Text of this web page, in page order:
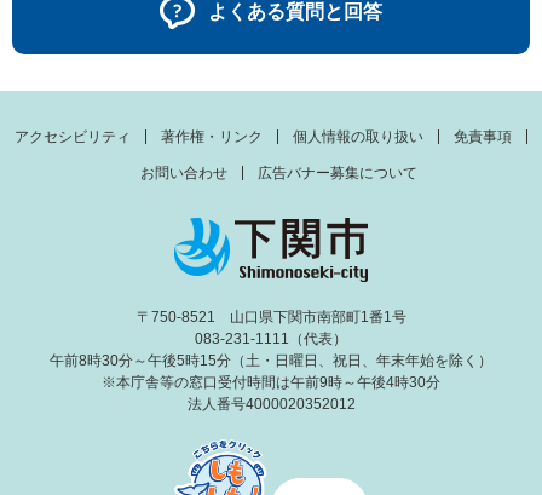
よくある質問と回答
アクセシビリティ 著作権・リンク 個人情報の取り扱い 免責事項
お問い合わせ 広告バナー募集について
〒750-8521 山口県下関市南部町1番1号
083-231-1111（代表）
午前8時30分～午後5時15分（土・日曜日、祝日、年末年始を除く）
※本庁舎等の窓口受付時間は午前9時～午後4時30分
法人番号4000020352012